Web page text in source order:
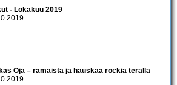
- Lokakuu 2019
Oja – rämäistä ja hauskaa rockia terällä